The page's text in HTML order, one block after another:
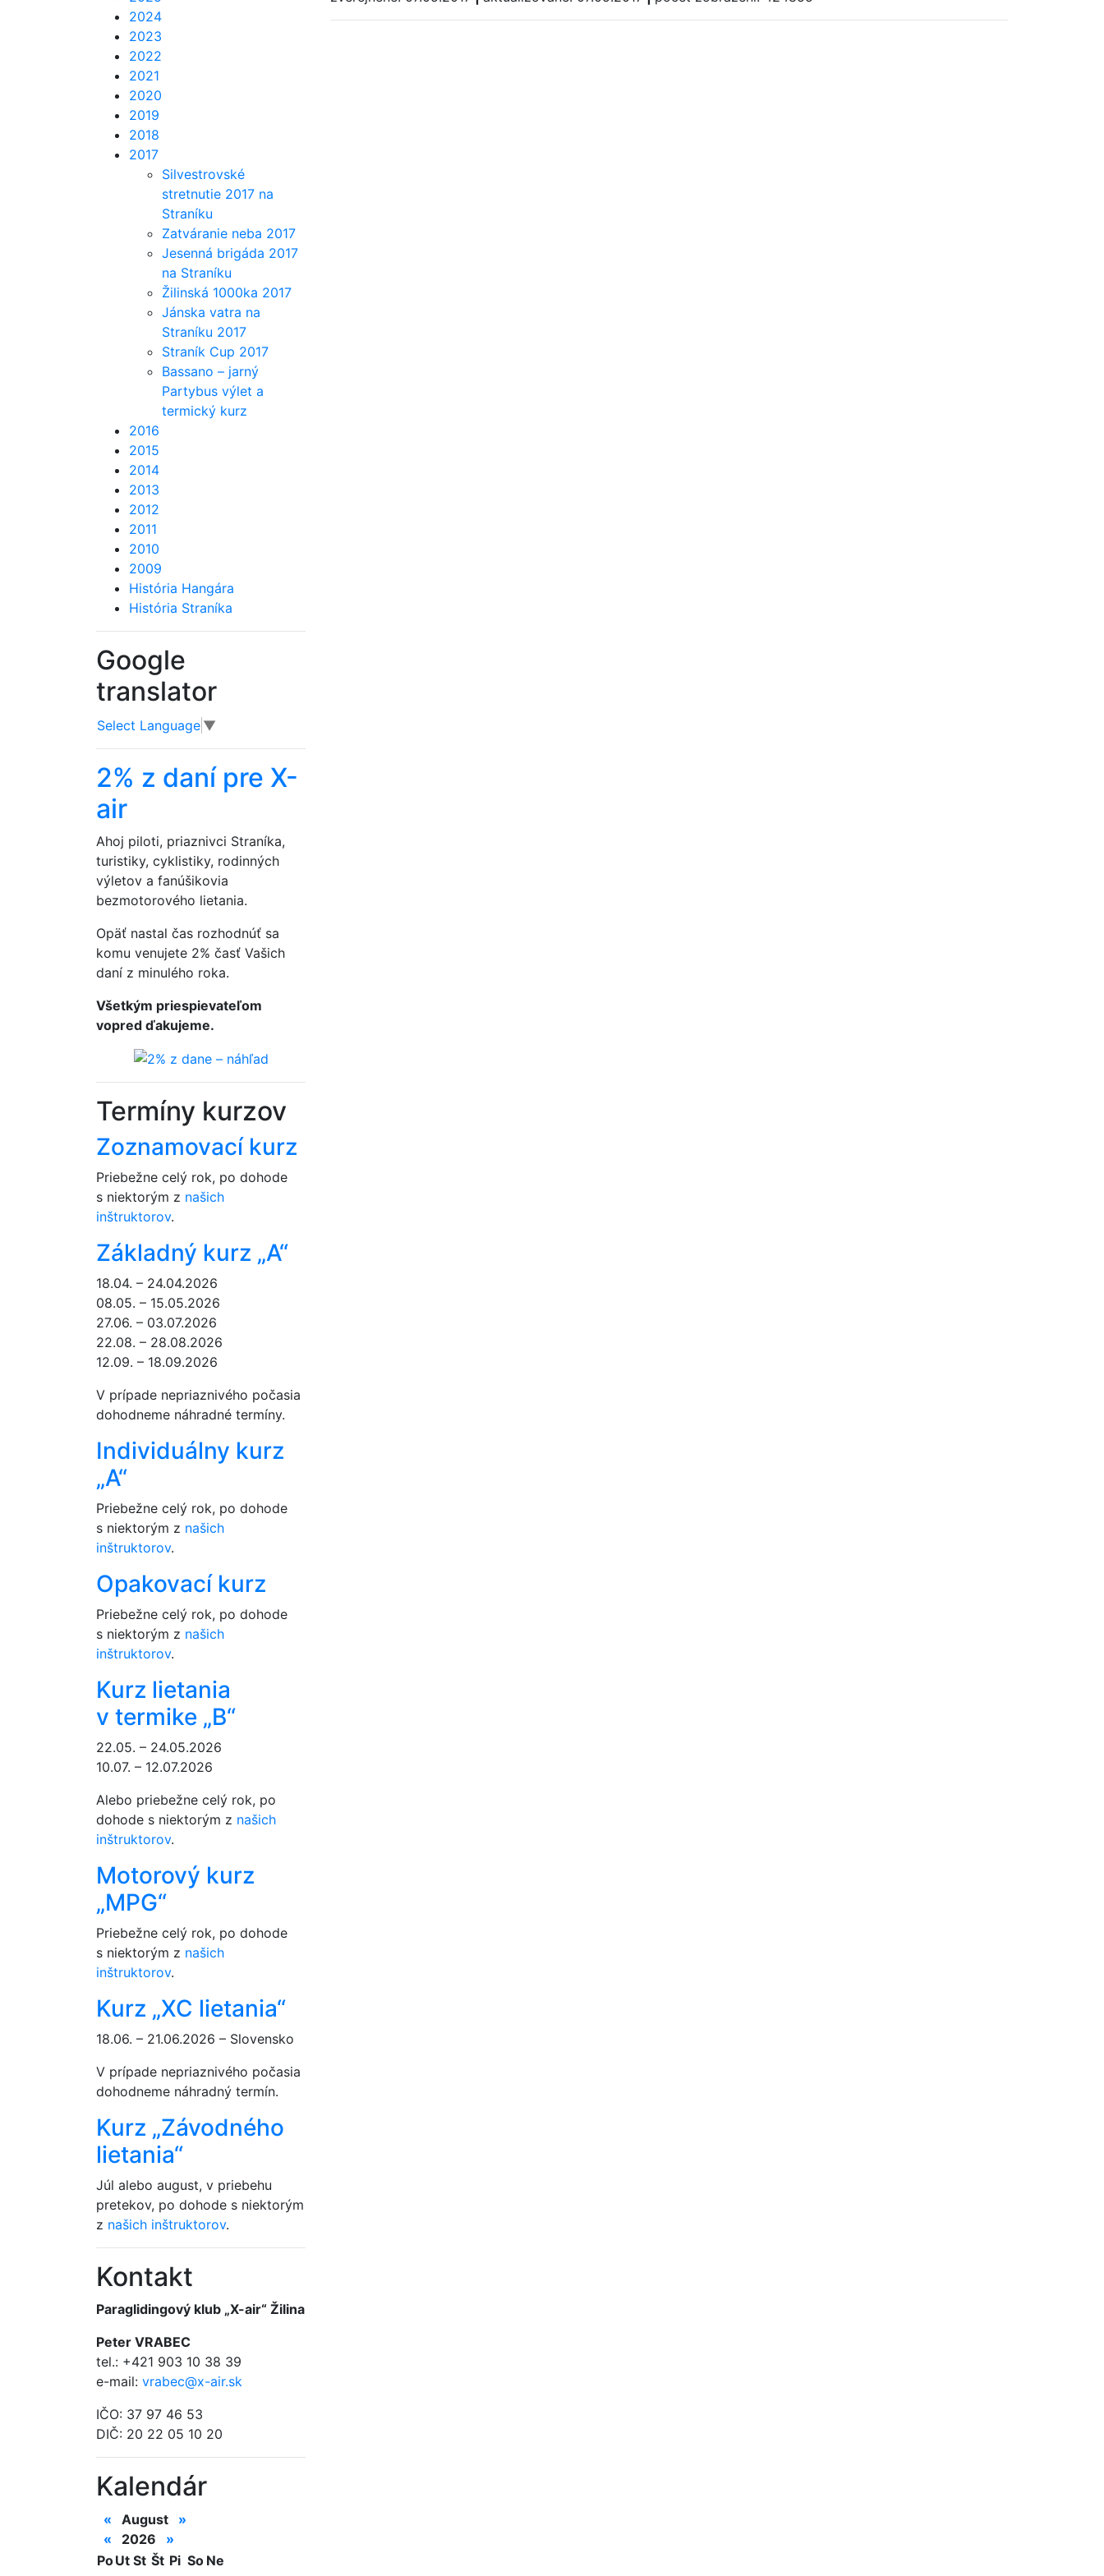
2024
2023
2022
2021
2020
2019
2018
2017
Silvestrovské
stretnutie 2017 na
Straníku
Zatváranie neba 2017
Jesenná brigáda 2017
na Straníku
Žilinská 1000ka 2017
Jánska vatra na
Straníku 2017
Straník Cup 2017
Bassano – jarný
Partybus výlet a
termický kurz
2016
2015
2014
2013
2012
2011
2010
2009
História Hangára
História Straníka
Google
translator
Select Language ▼
2% z daní pre X-
air
Ahoj piloti, priaznivci Straníka,
turistiky, cyklistiky, rodinných
výletov a fanúšikovia
bezmotorového lietania.
Opäť nastal čas rozhodnúť sa
komu venujete 2% časť Vašich
daní z minulého roka.
Všetkým priespievateľom
vopred ďakujeme.
Termíny kurzov
Zoznamovací kurz
Priebežne celý rok, po dohode
s niektorým z našich
inštruktorov.
Základný kurz „A“
18.04. – 24.04.2026
08.05. – 15.05.2026
27.06. – 03.07.2026
22.08. – 28.08.2026
12.09. – 18.09.2026
V prípade nepriaznivého počasia
dohodneme náhradné termíny.
Individuálny kurz
„A“
Priebežne celý rok, po dohode
s niektorým z našich
inštruktorov.
Opakovací kurz
Priebežne celý rok, po dohode
s niektorým z našich
inštruktorov.
Kurz lietania
v termike „B“
22.05. – 24.05.2026
10.07. – 12.07.2026
Alebo priebežne celý rok, po
dohode s niektorým z našich
inštruktorov.
Motorový kurz
„MPG“
Priebežne celý rok, po dohode
s niektorým z našich
inštruktorov.
Kurz „XC lietania“
18.06. – 21.06.2026 – Slovensko
V prípade nepriaznivého počasia
dohodneme náhradný termín.
Kurz „Závodného
lietania“
Júl alebo august, v priebehu
pretekov, po dohode s niektorým
z našich inštruktorov.
Kontakt
Paraglidingový klub „X-air“ Žilina
Peter VRABEC
tel.: +421 903 10 38 39
e-mail: vrabec@x-air.sk
IČO: 37 97 46 53
DIČ: 20 22 05 10 20
Kalendár
« August
»
«
2026
»
PoUt St Št Pi So Ne